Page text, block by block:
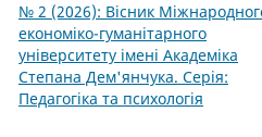
№ 2 (2026): Вісник
економіко-гуманітарного
університету імені Академіка
Степана Дем'янчука. Серія:
Педагогіка та психологія